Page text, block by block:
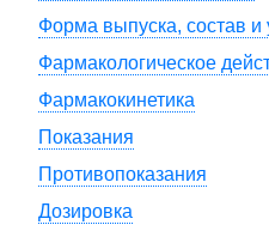
Форма выпуска, состав и
Фармакологическое
Фармакокинетика
Показания
Противопоказания
Дозировка